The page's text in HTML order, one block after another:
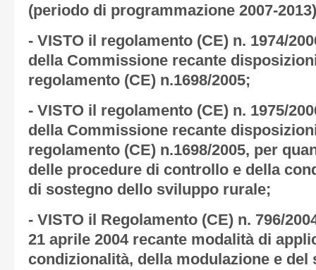
(periodo di programmazione 2007-
- VISTO il regolamento (CE) n. 1974/
della Commissione recante
regolamento (CE) n.1698/2005;
- VISTO il regolamento (CE) n. 1975/
della Commissione recante
regolamento (CE) n.1698/2005, per
delle procedure di controllo e della
di sostegno dello sviluppo rurale;
- VISTO il Regolamento (CE) n. 796/
21 aprile 2004 recante modalità di
condizionalità, della modulazione e del